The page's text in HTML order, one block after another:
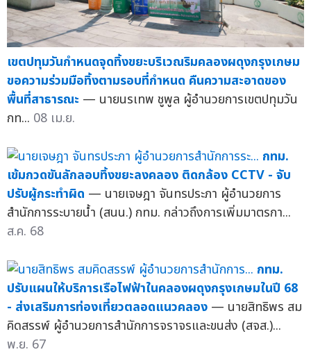
เขตปทุมวันกำหนดจุดทิ้งขยะบริเวณริมคลองผดุงกรุงเกษม
ขอความร่วมมือทิ้งตามรอบที่กำหนด คืนความสะอาดของ
พื้นที่สาธารณะ — นายนรเทพ ชูพูล ผู้อำนวยการเขตปทุมวัน
กท... 08 เม.ย.
กทม.
เข้มกวดขันลักลอบทิ้งขยะลงคลอง ติดกล้อง CCTV - จับ
ปรับผู้กระทำผิด — นายเจษฎา จันทรประภา ผู้อำนวยการ
สำนักการระบายน้ำ (สนน.) กทม. กล่าวถึงการเพิ่มมาตรกา...
ส.ค. 68
กทม.
ปรับแผนให้บริการเรือไฟฟ้าในคลองผดุงกรุงเกษมในปี 68
- ส่งเสริมการท่องเที่ยวตลอดแนวคลอง — นายสิทธิพร สม
คิดสรรพ์ ผู้อำนวยการสำนักการจราจรและขนส่ง (สจส.)...
พ.ย. 67